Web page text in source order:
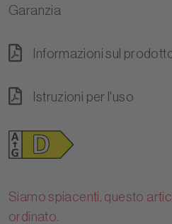
Garanzia
Informazioni sul
Istruzioni per l'uso
Siamo spiacenti, questo
ordinato.